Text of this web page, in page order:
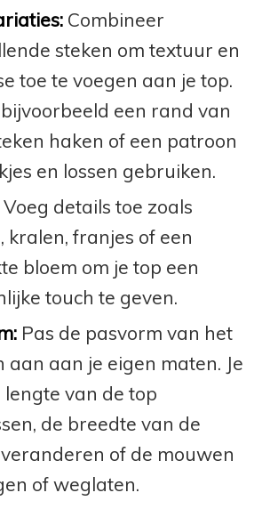
Combineer
steken om textuur en
toe te voegen aan je top.
bijvoorbeeld een rand van
haken of een patroon
en lossen gebruiken.
details toe zoals
kralen, franjes of een
bloem om je top een
touch te geven.
Pas de pasvorm van het
aan aan je eigen maten. Je
lengte van de top
de breedte van de
of de mouwen
of weglaten.